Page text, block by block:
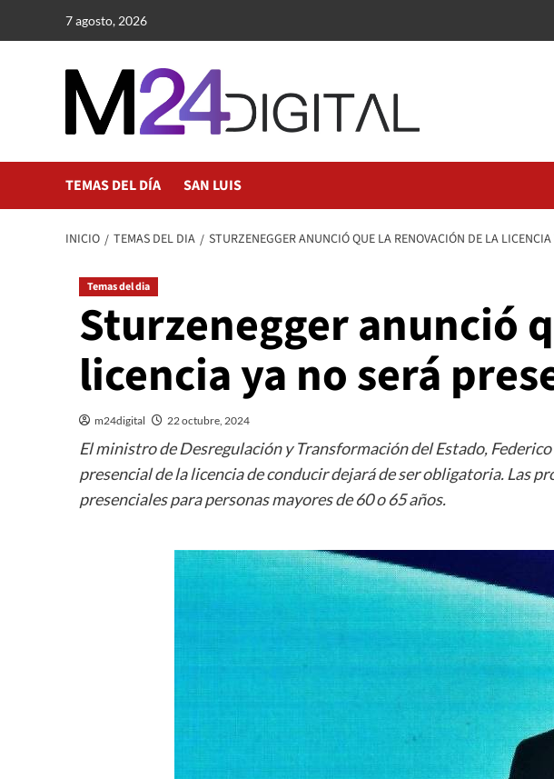
7 agosto, 2026
TEMAS DEL DÍA SAN LUIS
INICIO TEMAS DEL DIA STURZENEGGER ANUNCIÓ QUE LA RENOVACIÓN DE LA
Temas del dia
Sturzenegger anunció
licencia ya no será
m24digital 22 octubre, 2024
El ministro de Desregulación y Transformación del Estado,
presencial de la licencia de conducir dejará de ser obligatoria. Las
presenciales para personas mayores de 60 o 65 años.